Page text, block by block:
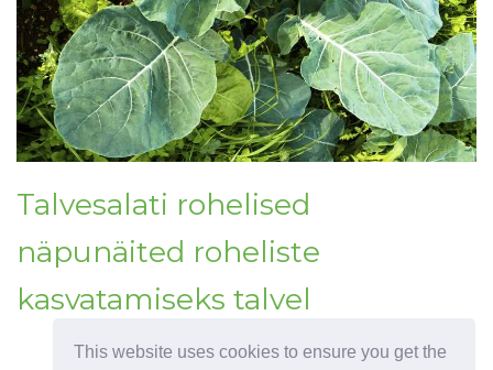
This website uses cookies to ensure you get the
Talvesalati rohelised
näpunäited roheliste
kasvatamiseks talvel